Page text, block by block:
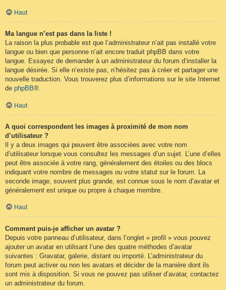
Haut
Ma langue n’est pas dans la liste !
La raison la plus probable est que l’administrateur n’ait pas installé votre
langue ou bien que personne n’ait encore traduit phpBB dans votre
langue. Essayez de demander à un administrateur du forum d’installer la
langue désirée. Si elle n’existe pas, n’hésitez pas à créer et partager une
nouvelle traduction. Vous trouverez plus d’informations sur le site Internet
de phpBB®.
Haut
A quoi correspondent les images à proximité de mon nom
d’utilisateur ?
Il y a deux images qui peuvent être associées avec votre nom
d’utilisateur lorsque vous consultez les messages d’un sujet. L’une d’elles
peut être associée à votre rang, généralement des étoiles ou des blocs
indiquant votre nombre de messages ou votre statut sur le forum. La
seconde image, souvent plus grande, est connue sous le nom d’avatar et
généralement est unique ou propre à chaque membre.
Haut
Comment puis-je afficher un avatar ?
Depuis votre panneau d’utilisateur, dans l’onglet « profil » vous pouvez
ajouter un avatar en utilisant l’une des quatre méthodes d’avatar
suivantes : Gravatar, galerie, distant ou importé. L’administrateur du
forum peut activer ou non les avatars et décider de la manière dont ils
sont mis à disposition. Si vous ne pouvez pas utiliser d’avatar, contactez
un administrateur du forum.